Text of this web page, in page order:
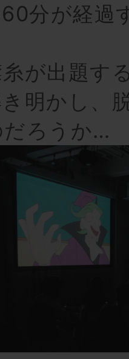
分が経過
が出題す
明かし、
ろうか…